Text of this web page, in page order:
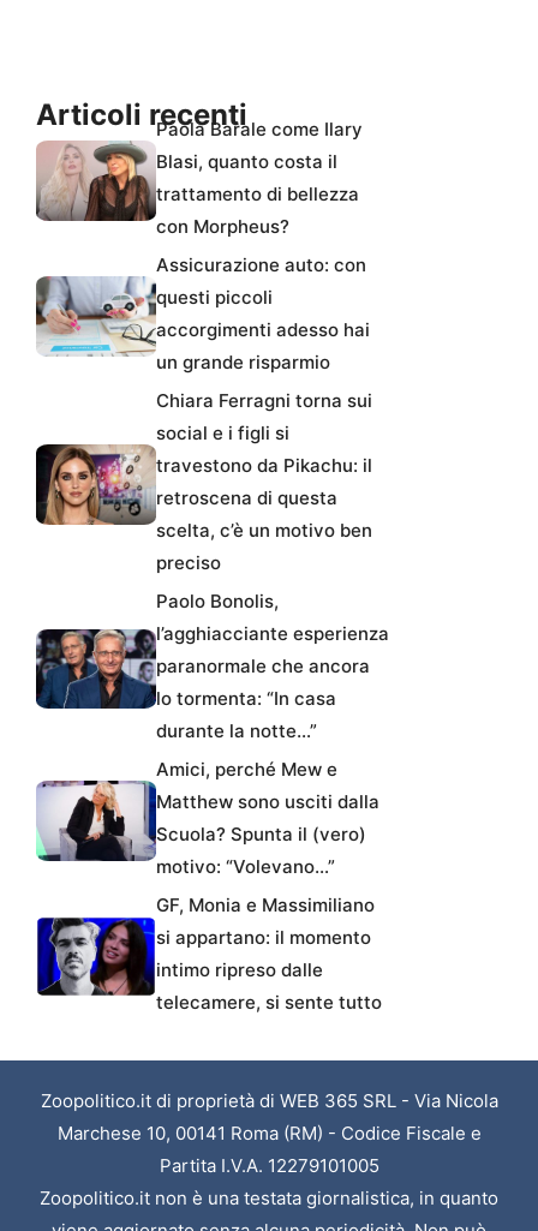
Articoli recentiPaola Barale come Ilary
Blasi, quanto costa il
trattamento di bellezza
con Morpheus?
Assicurazione auto: con
questi piccoli
accorgimenti adesso hai
un grande risparmio
Chiara Ferragni torna sui
social e i figli si
travestono da Pikachu: il
retroscena di questa
scelta, c’è un motivo ben
preciso
Paolo Bonolis,
l’agghiacciante esperienza
paranormale che ancora
lo tormenta: “In casa
durante la notte…”
Amici, perché Mew e
Matthew sono usciti dalla
Scuola? Spunta il (vero)
motivo: “Volevano…”
GF, Monia e Massimiliano
si appartano: il momento
intimo ripreso dalle
telecamere, si sente tutto
Zoopolitico.it di proprietà di WEB 365 SRL - Via Nicola
Marchese 10, 00141 Roma (RM) - Codice Fiscale e
Partita I.V.A. 12279101005
Zoopolitico.it non è una testata giornalistica, in quanto